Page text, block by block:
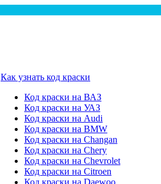
Как узнать код краски
Код краски на ВАЗ
Код краски на УАЗ
Код краски на Audi
Код краски на BMW
Код краски на Changan
Код краски на Chery
Код краски на Chevrolet
Код краски на Citroen
Код краски на Daewoo